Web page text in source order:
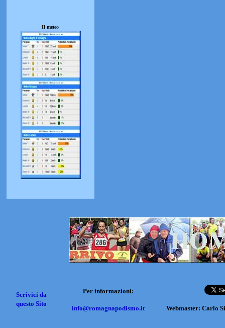
Il meteo
Scrivici da
questo Sito
Per informazioni:
info@romagnapodismo.it Webmaster: Carlo